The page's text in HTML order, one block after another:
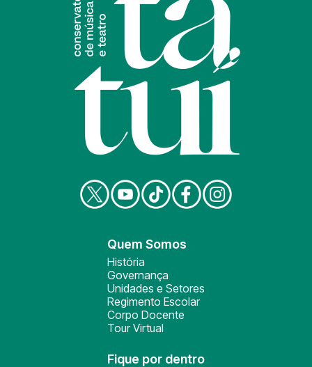
Quem Somos
História
Governança
Unidades e Setores
Regimento Escolar
Corpo Docente
Tour Virtual
Fique por dentro